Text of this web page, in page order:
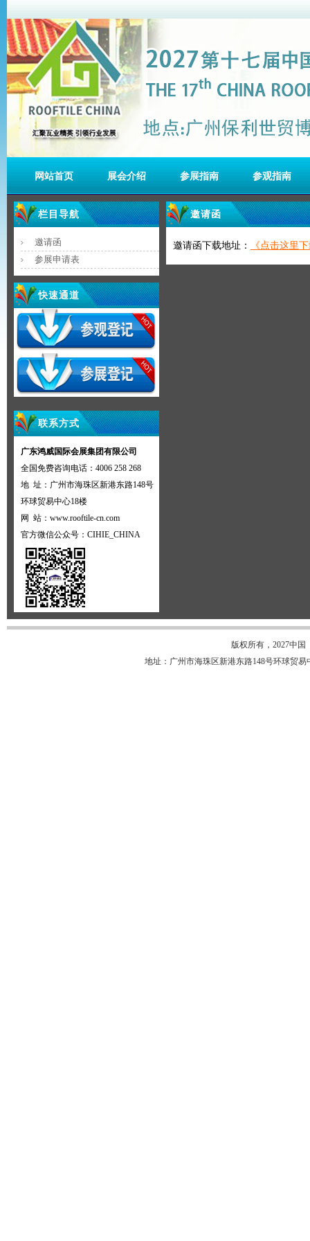
网站首页 展会介绍 参展指南 参观指南
栏目导航
邀请函
参展申请表
快速通道
联系方式
广东鸿威国际会展集团有限公司
全国免费咨询电话：4006 258 268
地 址：广州市海珠区新港东路148号
环球贸易中心18楼
网 站： www.rooftile-cn.com
官方微信公众号：CIHIE_CHINA
邀请函
邀请函下载地址： 《点击这里
版权所有，2027中
地址：广州市海珠区新港东路148号环球贸易